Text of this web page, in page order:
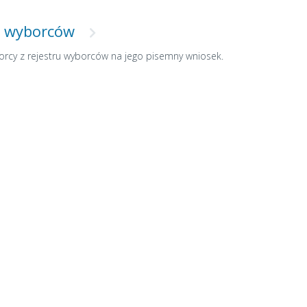
z rejestru wyborców na jego pisemny wniosek.